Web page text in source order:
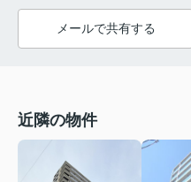
メールで共有する
近隣の物件